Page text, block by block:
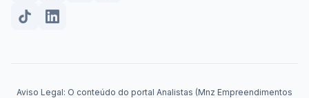
Aviso Legal: O conteúdo do portal Analistas (Mnz Empreendimentos